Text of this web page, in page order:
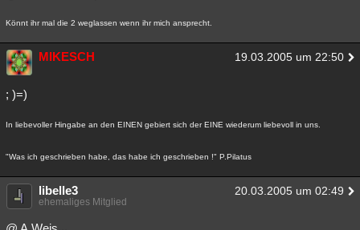
Könnt ihr mal die 2 weglassen wenn ihr mich ansprecht.
MIKESCH 19.03.2005 um 22:50
; )=)
In liebevoller Hingabe an den EINEN gebiert sich der EINE wiederum liebevoll in uns.
"Was ich geschrieben habe, das habe ich geschrieben !" P.Pilatus
libelle3 20.03.2005 um 02:49
ehemaliges Mitglied